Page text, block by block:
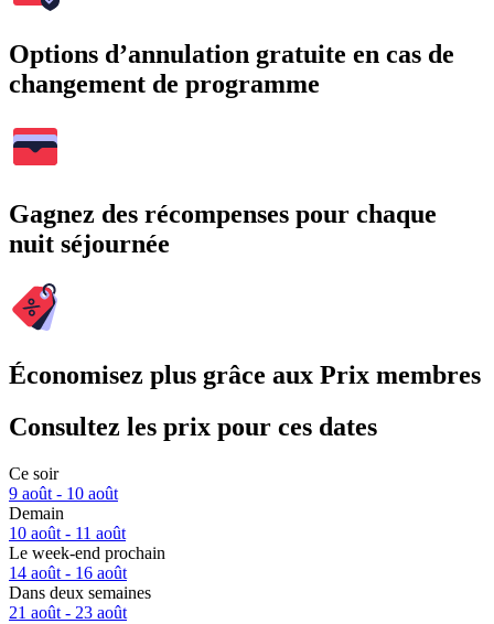
Options d’annulation gratuite en cas de
changement de programme
Gagnez des récompenses pour chaque
nuit séjournée
Économisez plus grâce aux Prix membres
Consultez les prix pour ces dates
Ce soir
9 août - 10 août
Demain
10 août - 11 août
Le week-end prochain
14 août - 16 août
Dans deux semaines
21 août - 23 août